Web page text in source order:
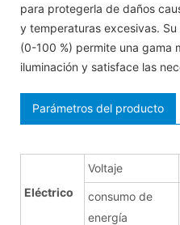
para protegerla de daños
y temperaturas excesivas.
(0-100 %) permite una gama
iluminación y satisface las
Parámetros del producto
Eléctrico
Voltaje
consumo de
energía